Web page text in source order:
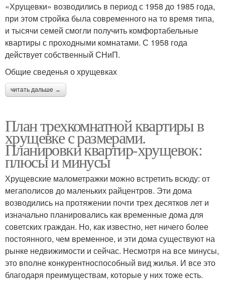
«Хрущевки» возводились в период с 1958 до 1985 года,
при этом стройка была современного на то время типа,
и тысячи семей смогли получить комфортабельные
квартиры с проходными комнатами. С 1958 года
действует собственный СНиП.
Общие сведенья о хрущевках
читать дальше →
План трехкомнатной квартиры в
хрущевке с размерами.
Планировки квартир-хрущевок:
плюсы и минусы
Хрущевские малометражки можно встретить всюду: от
мегаполисов до маленьких райцентров. Эти дома
возводились на протяжении почти трех десятков лет и
изначально планировались как временные дома для
советских граждан. Но, как известно, нет ничего более
постоянного, чем временное, и эти дома существуют на
рынке недвижимости и сейчас. Несмотря на все минусы,
это вполне конкурентноспособный вид жилья. И все это
благодаря преимуществам, которые у них тоже есть.